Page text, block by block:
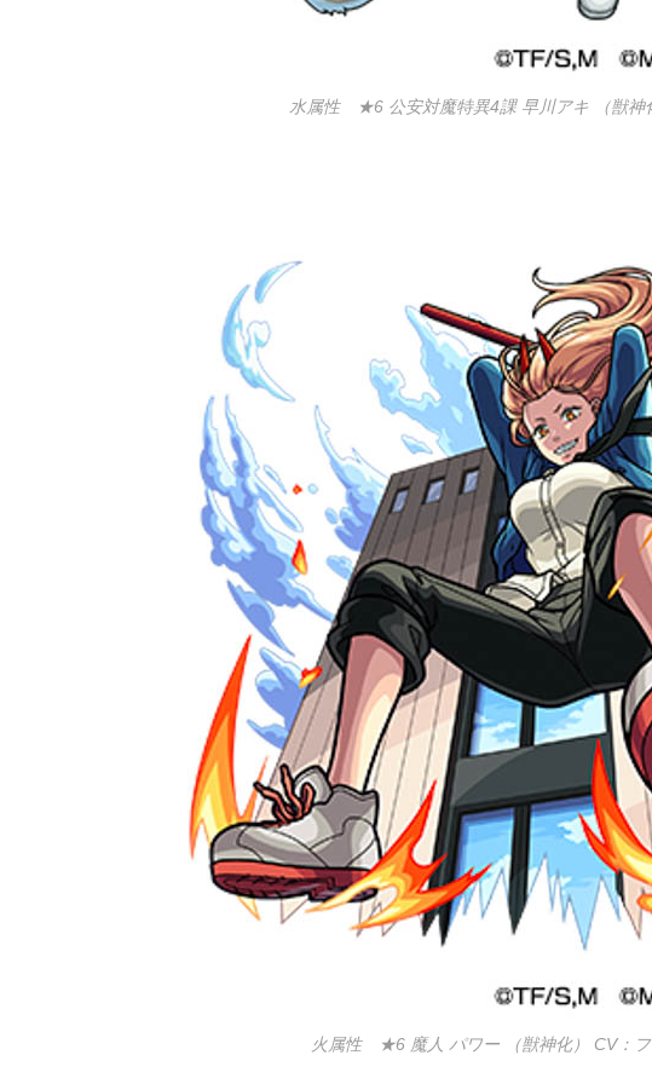
水属性 ★6 公安対魔特異4課 早川アキ （獣神
火属性 ★6 魔人 パワー （獣神化） CV：フ